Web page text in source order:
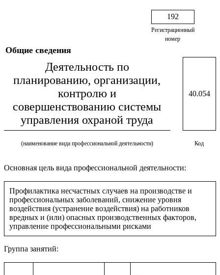
192
Регистрационный
номер
Общие сведения
Деятельность по
планированию, организации,
контролю и
совершенствованию системы
управления охраной труда
40.054
(наименование вида профессиональной деятельности) Код
Основная цель вида профессиональной деятельности:
Профилактика несчастных случаев на производстве и
профессиональных заболеваний, снижение уровня
воздействия (устранение воздействия) на работников
вредных и (или) опасных производственных факторов,
управление профессиональными рисками
Группа занятий: